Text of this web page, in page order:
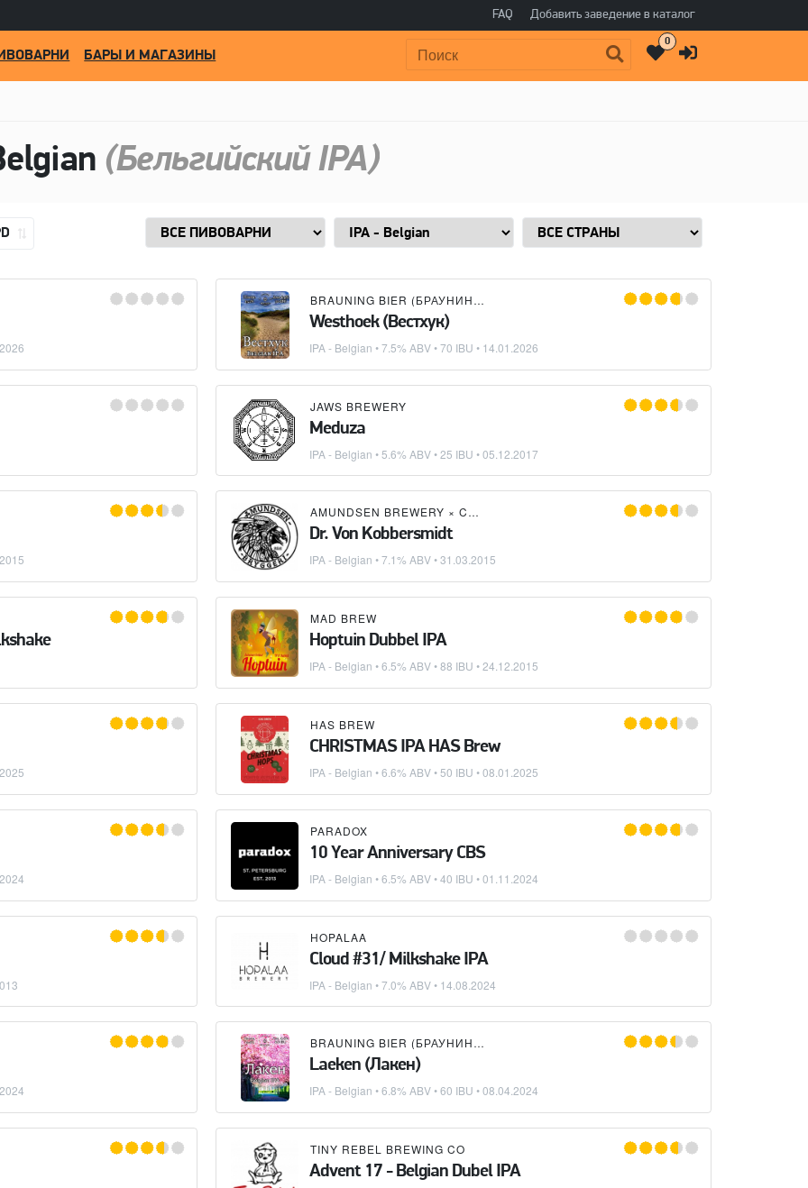
FAQ Добавить заведение в каталог
Поиск:
БАРЫ И МАГАЗИНЫ
0
(Бельгийский IPA)
BRAUNING BIER (БРАУНИНГ БИР)
Westhoek (Вестхук)
IPA - Belgian • 7.5% ABV • 70 IBU • 14.01.2026
JAWS BREWERY
Meduza
IPA - Belgian • 5.6% ABV • 25 IBU •05.12.2017
AMUNDSEN BREWERY × COPPERSMITH'S BREWERY
Dr. Von Kobbersmidt
IPA - Belgian • 7.1% ABV •31.03.2015
MAD BREW
Hoptuin Dubbel IPA
IPA - Belgian • 6.5% ABV • 88 IBU •24.12.2015
HAS BREW
CHRISTMAS IPA HAS Brew
IPA - Belgian • 6.6% ABV • 50 IBU •08.01.2025
PARADOX
10 Year Anniversary CBS
IPA - Belgian • 6.5% ABV • 40 IBU •01.11.2024
HOPALAA
Cloud #31/ Milkshake IPA
IPA - Belgian • 7.0% ABV • 14.08.2024
BRAUNING BIER (БРАУНИНГ БИР)
Laeken (Лакен)
IPA - Belgian • 6.8% ABV • 60 IBU •08.04.2024
TINY REBEL BREWING CO
Advent 17 - Belgian Dubel IPA